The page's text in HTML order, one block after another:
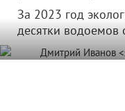
За 2023 год
десятки водоемов